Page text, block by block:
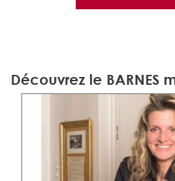
Découvrez le BARNES